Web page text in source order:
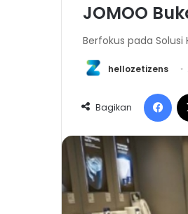
JOMOO
Berfokus pada
hellozetizens
Bagikan